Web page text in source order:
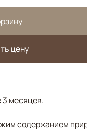
цену
3 месяцев.
содержанием